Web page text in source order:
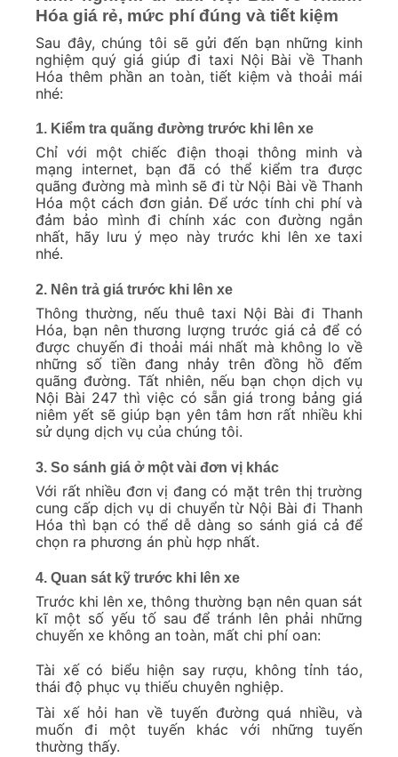
Hóa giá rẻ, mức phí đúng và tiết kiệm
Sau đây, chúng tôi sẽ gửi đến bạn những kinh
nghiệm quý giá giúp đi taxi Nội Bài về Thanh
Hóa thêm phần an toàn, tiết kiệm và thoải mái
nhé:
1. Kiểm tra quãng đường trước khi lên xe
Chỉ với một chiếc điện thoại thông minh và
mạng internet, bạn đã có thể kiểm tra được
quãng đường mà mình sẽ đi từ Nội Bài về Thanh
Hóa một cách đơn giản. Để ước tính chi phí và
đảm bảo mình đi chính xác con đường ngắn
nhất, hãy lưu ý mẹo này trước khi lên xe taxi
nhé.
2. Nên trả giá trước khi lên xe
Thông thường, nếu thuê taxi Nội Bài đi Thanh
Hóa, bạn nên thương lượng trước giá cả để có
được chuyến đi thoải mái nhất mà không lo về
những số tiền đang nhảy trên đồng hồ đếm
quãng đường. Tất nhiên, nếu bạn chọn dịch vụ
Nội Bài 247 thì việc có sẵn giá trong bảng giá
niêm yết sẽ giúp bạn yên tâm hơn rất nhiều khi
sử dụng dịch vụ của chúng tôi.
3. So sánh giá ở một vài đơn vị khác
Với rất nhiều đơn vị đang có mặt trên thị trường
cung cấp dịch vụ di chuyển từ Nội Bài đi Thanh
Hóa thì bạn có thể dễ dàng so sánh giá cả để
chọn ra phương án phù hợp nhất.
4. Quan sát kỹ trước khi lên xe
Trước khi lên xe, thông thường bạn nên quan sát
kĩ một số yếu tố sau để tránh lên phải những
chuyến xe không an toàn, mất chi phí oan:
Tài xế có biểu hiện say rượu, không tỉnh táo,
thái độ phục vụ thiếu chuyên nghiệp.
Tài xế hỏi han về tuyến đường quá nhiều, và
muốn đi một tuyến khác với những tuyến
thường thấy.